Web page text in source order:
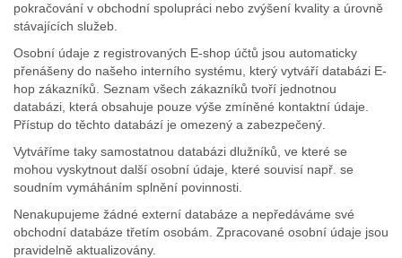
pokračování v obchodní spolupráci nebo zvýšení kvality a úrovně
stávajících služeb.
Osobní údaje z registrovaných E-shop účtů jsou automaticky
přenášeny do našeho interního systému, který vytváří databázi E-
hop zákazníků. Seznam všech zákazníků tvoří jednotnou
databázi, která obsahuje pouze výše zmíněné kontaktní údaje.
Přístup do těchto databází je omezený a zabezpečený.
Vytváříme taky samostatnou databázi dlužníků, ve které se
mohou vyskytnout další osobní údaje, které souvisí např. se
soudním vymáháním splnění povinnosti.
Nenakupujeme žádné externí databáze a nepředáváme své
obchodní databáze třetím osobám. Zpracované osobní údaje jsou
pravidelně aktualizovány.